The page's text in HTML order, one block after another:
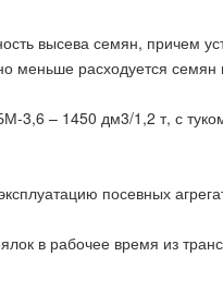
высева семян, причем
меньше расходуется
3,6 – 1450 дм3/1,2 т, с
посевных
в рабочее время из